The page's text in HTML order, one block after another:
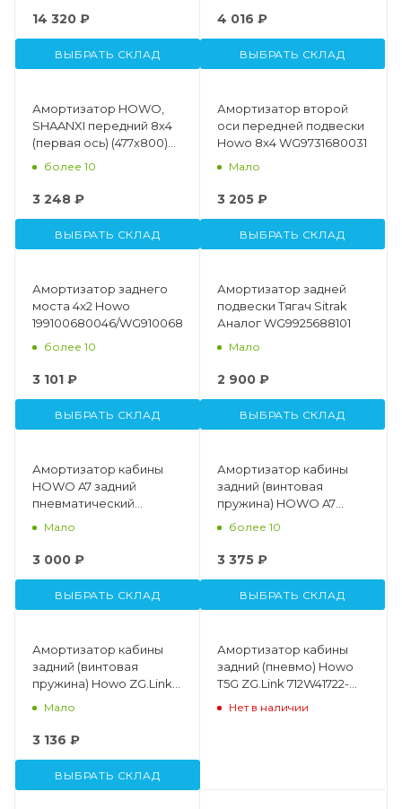
14 320 ₽
ВЫБРАТЬ СКЛАД
4 016 ₽
ВЫБРАТЬ СКЛАД
Амортизатор HOWO,
SHAANXI передний 8х4
(первая ось) (477x800)
WG9725680014
более 10
3 248 ₽
ВЫБРАТЬ СКЛАД
Амортизатор второй
оси передней подвески
Howo 8x4 WG9731680031
Мало
3 205 ₽
ВЫБРАТЬ СКЛАД
Амортизатор заднего
моста 4x2 Howo
199100680046/WG9100680046/WG9725680046
более 10
3 101 ₽
ВЫБРАТЬ СКЛАД
Амортизатор задней
подвески Тягач Sitrak
Аналог WG9925688101
Мало
2 900 ₽
ВЫБРАТЬ СКЛАД
Амортизатор кабины
HOWO A7 задний
пневматический
Мало
3 000 ₽
ВЫБРАТЬ СКЛАД
Амортизатор кабины
задний (винтовая
пружина) HOWO A7
WG1642440088/2
более 10
3 375 ₽
ВЫБРАТЬ СКЛАД
Амортизатор кабины
задний (винтовая
пружина) Howo ZG.Link
Мало
3 136 ₽
ВЫБРАТЬ СКЛАД
Амортизатор кабины
задний (пневмо) Howo
T5G ZG.Link 712W41722-
Нет в наличии